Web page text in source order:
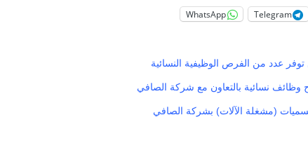
Telegram
WhatsApp
عدد من الفرص الوظيفية النسائية
وظائف نسائية بالتعاون مع شركة الصافي
(مشغلة الآلات) بشركة الصافي